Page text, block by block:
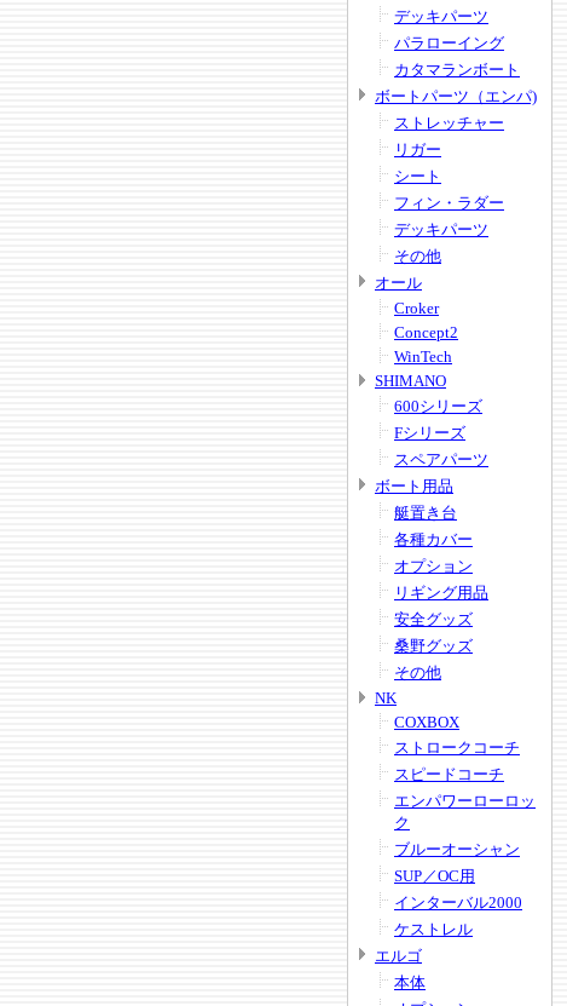
デッキパーツ
パラローイング
カタマランボート
ボートパーツ（エンパ)
ストレッチャー
リガー
シート
フィン・ラダー
デッキパーツ
その他
オール
Croker
Concept2
WinTech
SHIMANO
600シリーズ
Fシリーズ
スペアパーツ
ボート用品
艇置き台
各種カバー
オプション
リギング用品
安全グッズ
桑野グッズ
その他
NK
COXBOX
ストロークコーチ
スピードコーチ
エンパワーローロッ
ク
ブルーオーシャン
SUP／OC用
インターバル2000
ケストレル
エルゴ
本体